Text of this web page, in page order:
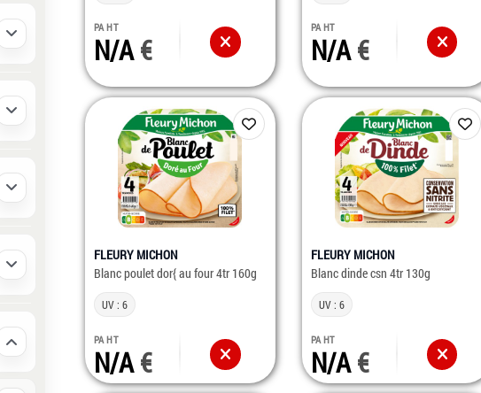
Déplier / Replier
Déplier / Replier
Déplier / Replier
Déplier / Replier
Déplier / Replier
PA HT
N/A
PA HT
N/A
FLEURY MICHON
Blanc poulet dor{ au four 4tr 160g
UV : 6
PA HT
N/A
FLEURY MICHON
Blanc dinde csn 4tr 130g
UV : 6
PA HT
N/A